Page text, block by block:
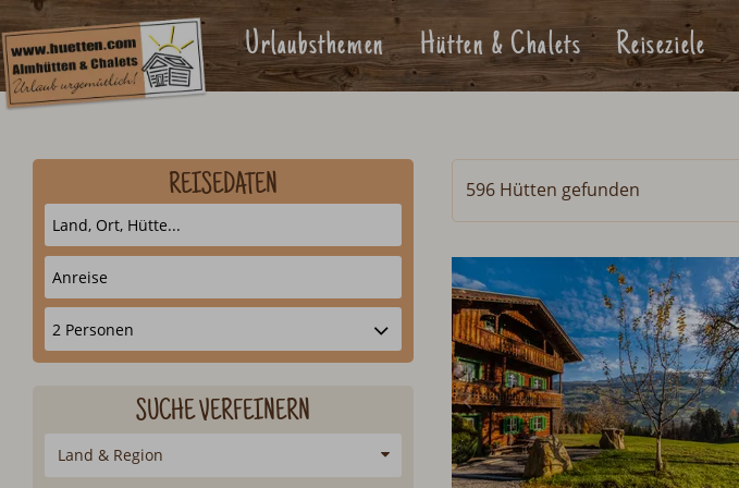
Urlaubsthemen Hütten & Chalets Reiseziele
REISEDATEN
SUCHE VERFEINERN
Land & Region
596 Hütten gefunden